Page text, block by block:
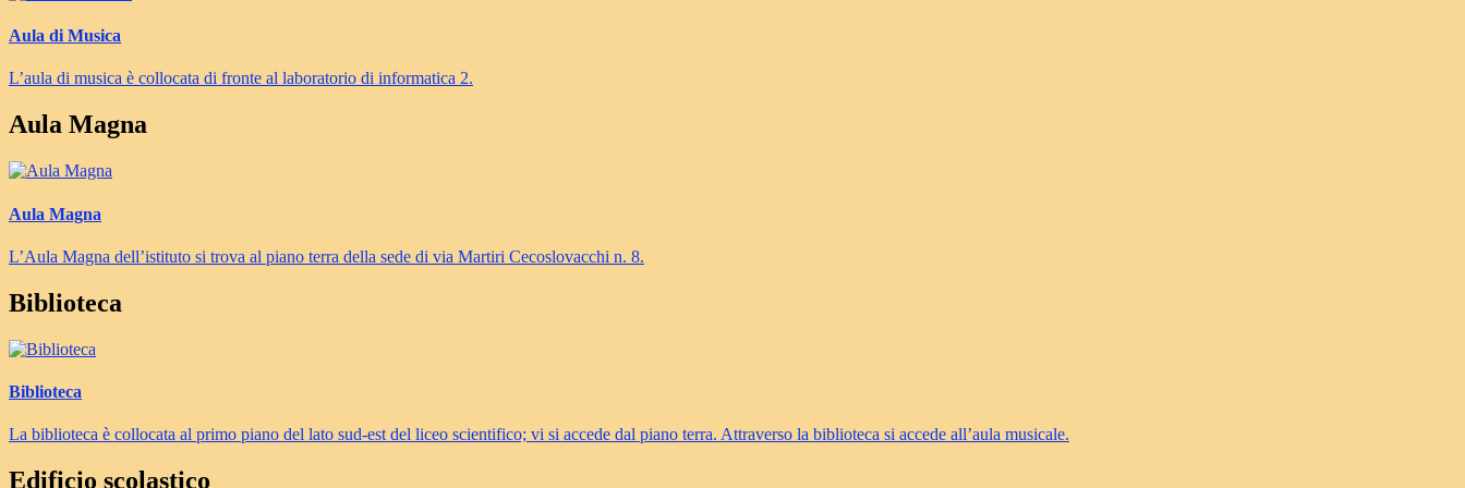
Aula di Musica
L’aula di musica è collocata di fronte al laboratorio di informatica 2.
Aula Magna
Aula Magna
L’Aula Magna dell’istituto si trova al piano terra della sede di via Martiri Cecoslovacchi n. 8.
Biblioteca
Biblioteca
La biblioteca è collocata al primo piano del lato sud-est del liceo scientifico; vi si accede dal piano terra. Attraverso la biblioteca si accede all’aula musicale.
Edificio scolastico